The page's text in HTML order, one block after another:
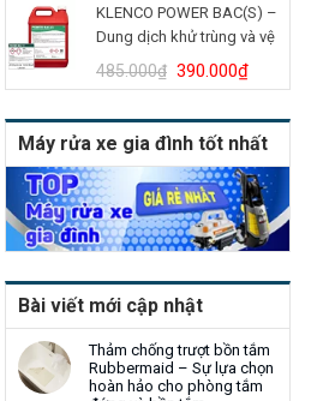
là:
2.380.000₫.
tại
là:
KLENCO POWER BAC(S) –
Dung dịch khử trùng và vệ
sinh bồn cầu (Can 5L)
485.000₫ Giá
gốc
là:
485.000₫.
390.000₫Giá
hiện
tại
là:
Máy rửa xe gia đình tốt nhất
Bài viết mới cập nhật
Thảm chống trượt bồn tắm
Rubbermaid – Sự lựa chọn
hoàn hảo cho phòng tắm